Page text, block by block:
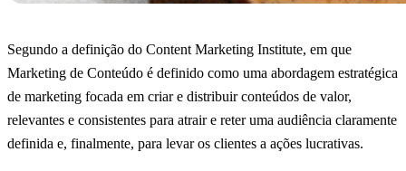
Segundo a definição do Content Marketing Institute, em que
Marketing de Conteúdo é definido como uma abordagem estratégica
de marketing focada em criar e distribuir conteúdos de valor,
relevantes e consistentes para atrair e reter uma audiência claramente
definida e, finalmente, para levar os clientes a ações lucrativas.